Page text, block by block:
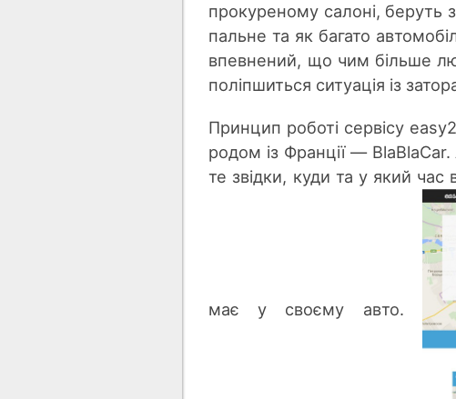
прокуреному салоні, беруть
пальне та як багато
впевнений, що чим більше
поліпшиться ситуація із
Принцип роботі сервісу
родом із Франції — BlaBlaCar.
те звідки, куди та у який час
має у своєму авто.